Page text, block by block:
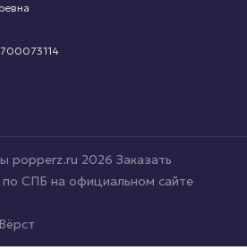
2026 Заказать
СПБ на официальном сайте